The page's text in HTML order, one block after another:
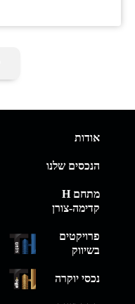
אודות
הנכסים שלנו
מתחם H
קדימה-צורן
פרויקטים
בשיווק
נכסי יוקרה